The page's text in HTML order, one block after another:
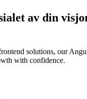
av din
solutions, our
with confidence.